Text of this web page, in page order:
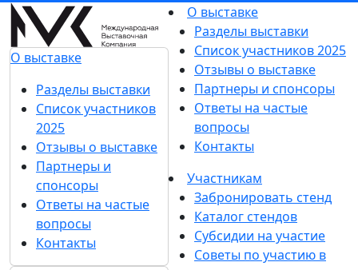
О выставке
Разделы выставки
Список участников
2025
Отзывы о выставке
Партнеры и
спонсоры
Ответы на частые
вопросы
Контакты
О выставке
Разделы выставки
Список участников 2025
Отзывы о выставке
Партнеры и спонсоры
Ответы на частые
вопросы
Контакты
Участникам
Забронировать стенд
Каталог стендов
Субсидии на участие
Советы по участию в